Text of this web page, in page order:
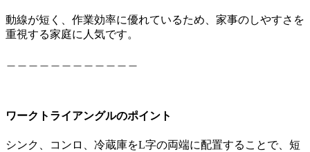
動線が短く、作業効率に優れているため、家事のしやすさを
重視する家庭に人気です。
ワークトライアングルのポイント
シンク、コンロ、冷蔵庫をL字の両端に配置することで、短